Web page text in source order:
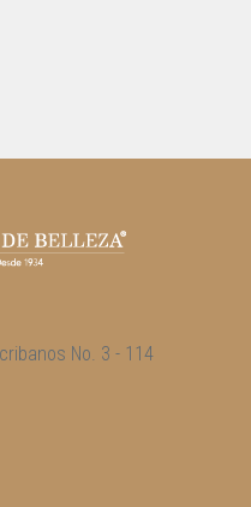
No. 3 - 114